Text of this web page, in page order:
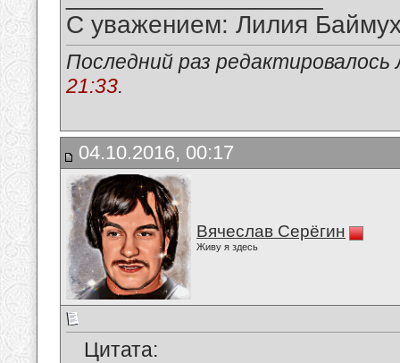
С уважением: Лилия
Последний раз
21:33.
04.10.2016, 00:17
Вячеслав Серёгин
Живу я здесь
Цитата: